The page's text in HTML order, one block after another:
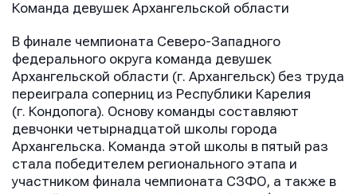
Команда девушек Архангельской области
В финале чемпионата Северо-Западного
федерального округа команда девушек
Архангельской области (г. Архангельск) без труда
переиграла соперниц из Республики Карелия
(г. Кондопога). Основу команды составляют
девчонки четырнадцатой школы города
Архангельска. Команда этой школы в пятый раз
стала победителем регионального этапа и
участником финала чемпионата СЗФО, а также в